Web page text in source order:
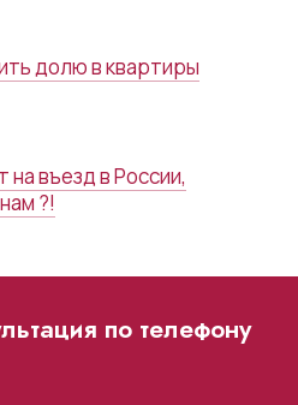
долю в квартиры
на въезд в России,
?!
по телефону